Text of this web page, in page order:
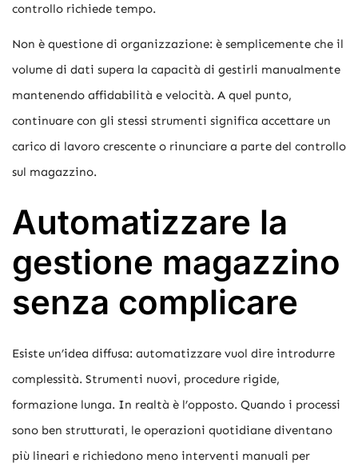
controllo richiede tempo.
Non è questione di organizzazione: è semplicemente che il
volume di dati supera la capacità di gestirli manualmente
mantenendo affidabilità e velocità. A quel punto,
continuare con gli stessi strumenti significa accettare un
carico di lavoro crescente o rinunciare a parte del controllo
sul magazzino.
Automatizzare la
gestione magazzino
senza complicare
Esiste un’idea diffusa: automatizzare vuol dire introdurre
complessità. Strumenti nuovi, procedure rigide,
formazione lunga. In realtà è l’opposto. Quando i processi
sono ben strutturati, le operazioni quotidiane diventano
più lineari e richiedono meno interventi manuali per